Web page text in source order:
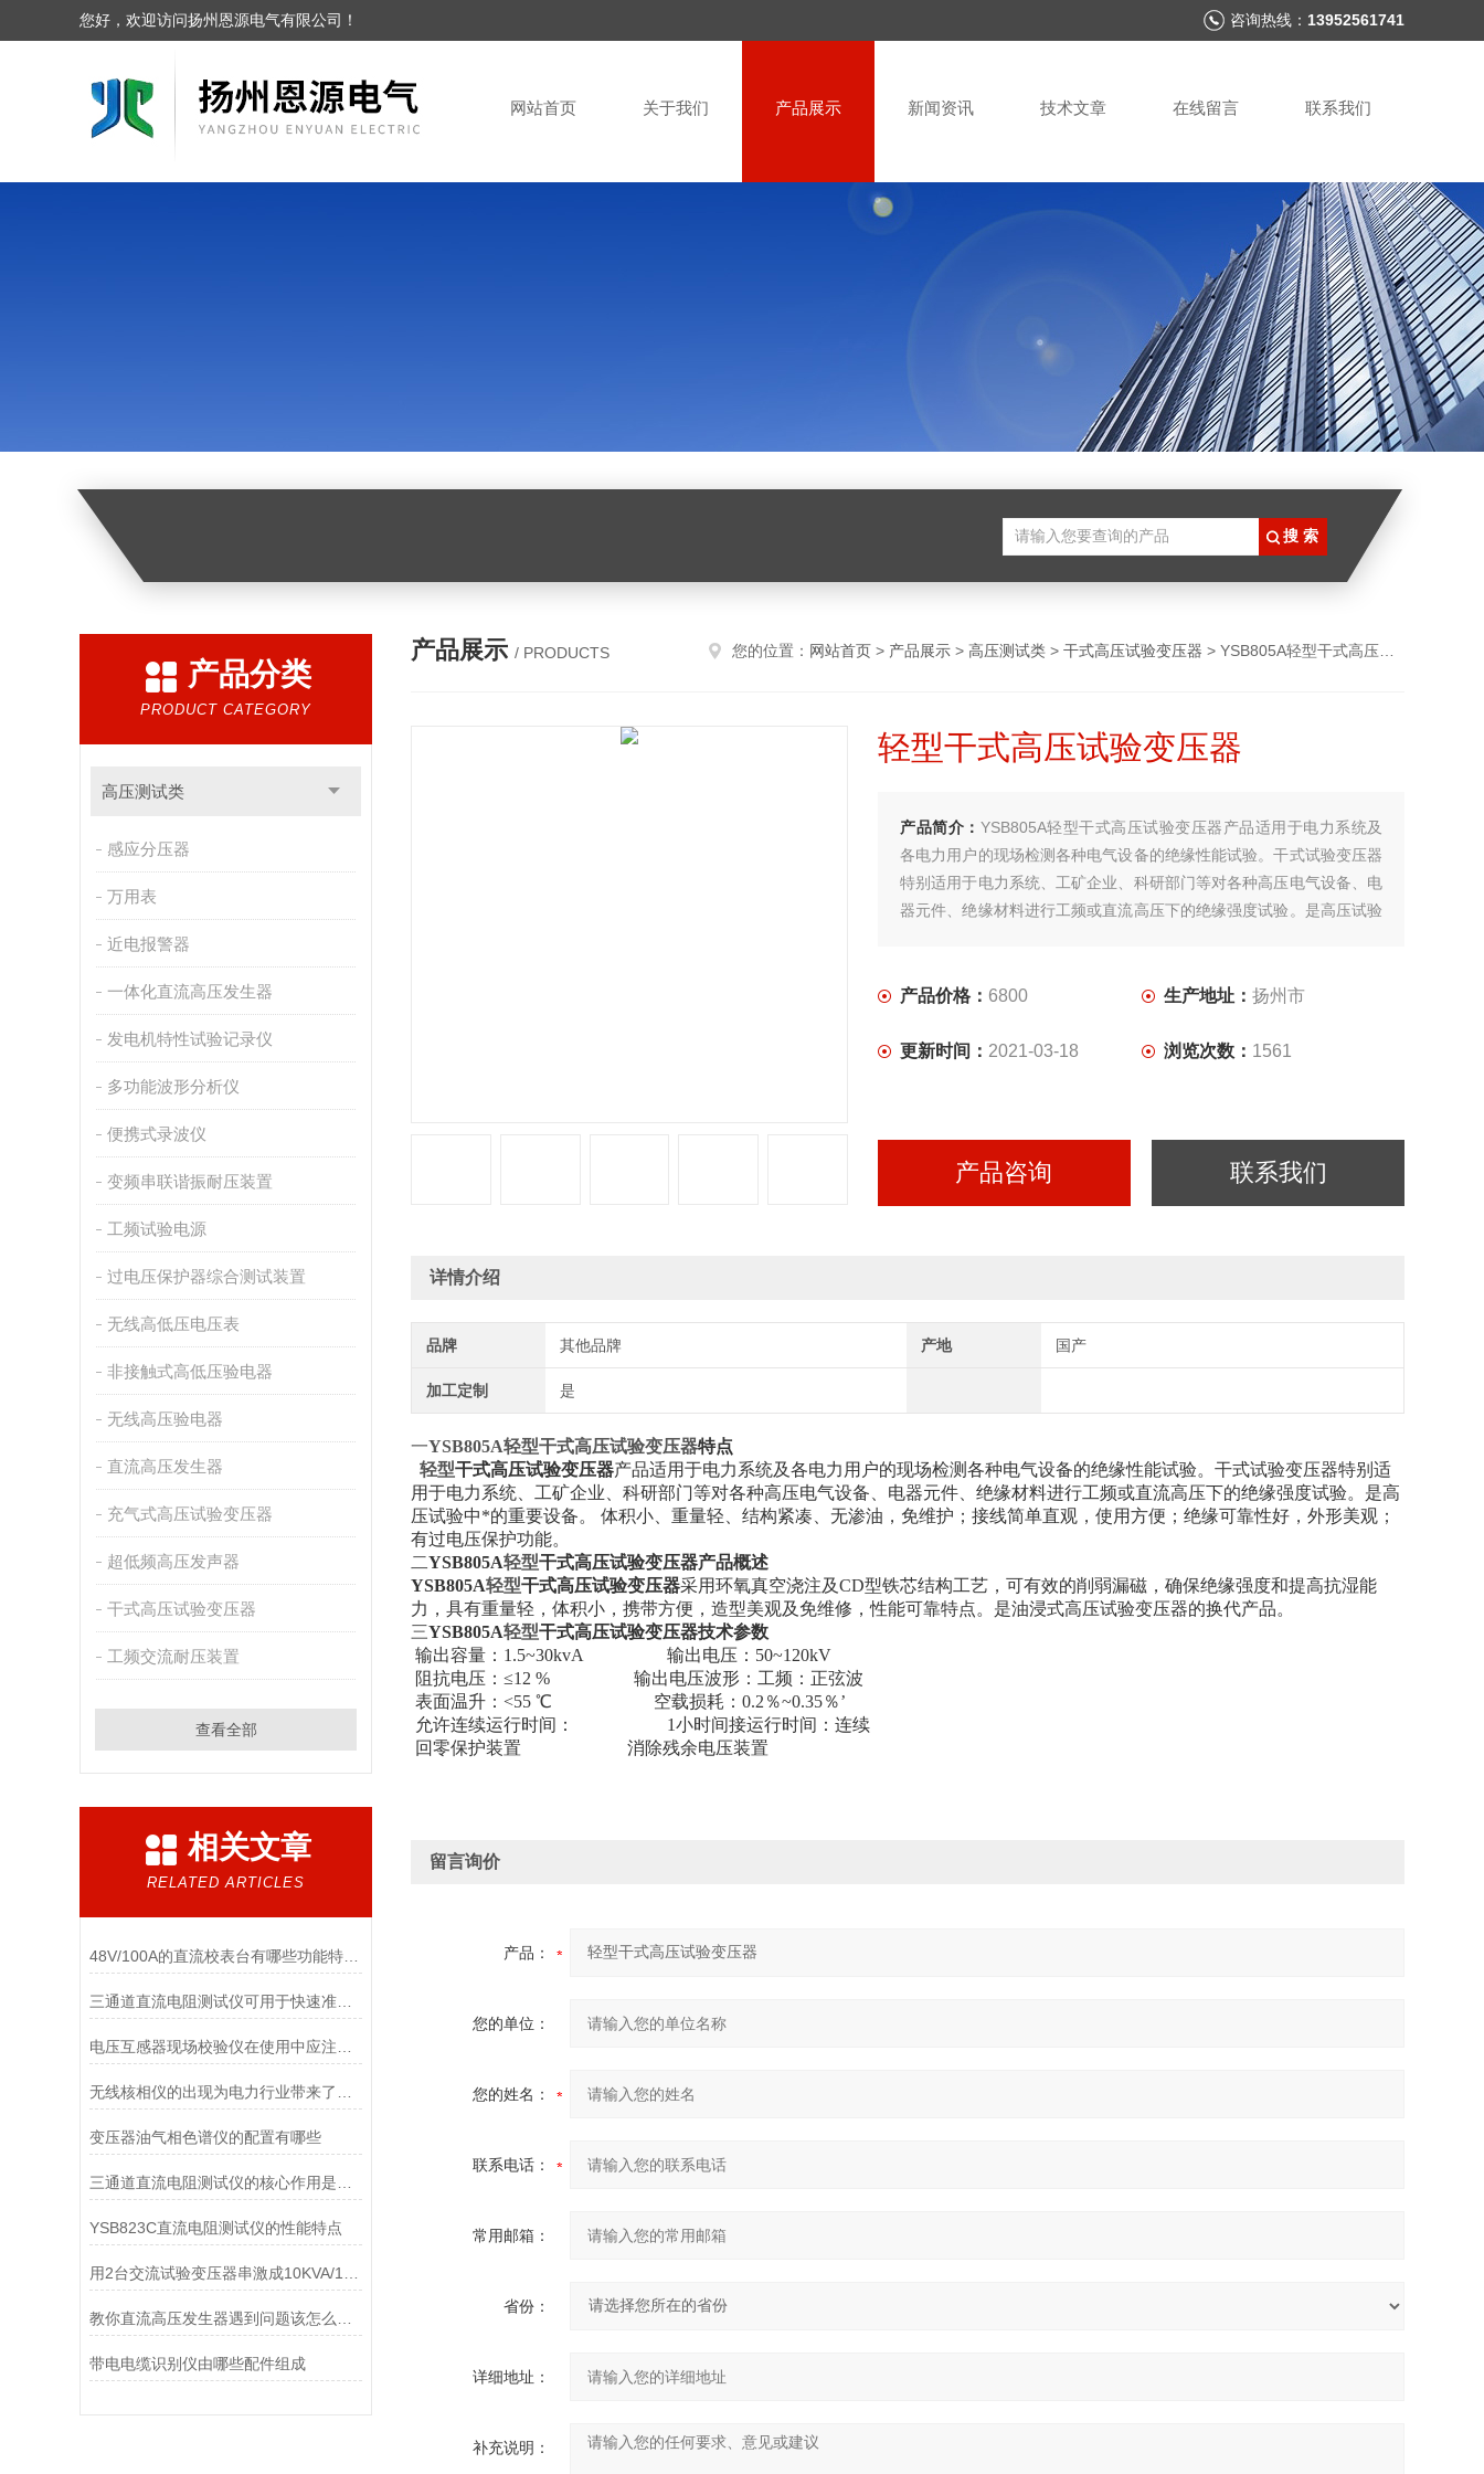
您好，欢迎访问扬州恩源电气有限公司！ 咨询热线： 13952561741
网站首页 关于我们 产品展示 新闻资讯 技术文章 在线留言 联系我们
产品分类
PRODUCT CATEGORY
高压测试类
感应分压器
万用表
近电报警器
一体化直流高压发生器
发电机特性试验记录仪
多功能波形分析仪
便携式录波仪
变频串联谐振耐压装置
工频试验电源
过电压保护器综合测试装置
无线高低压电压表
非接触式高低压验电器
无线高压验电器
直流高压发生器
充气式高压试验变压器
超低频高压发声器
干式高压试验变压器
工频交流耐压装置
查看全部
相关文章
RELATED ARTICLES
48V/100A的直流校表台有哪些功能特点及主要参数
三通道直流电阻测试仪可用于快速准确地检测电阻元件的阻值
变压器油气相色谱仪的配置有哪些
YSB823C直流电阻测试仪的性能特点
带电电缆识别仪由哪些配件组成
产品展示 / PRODUCTS 您的位置： 网站首页 > 产品展示 > 高压测试类 > 干式高压试验变压器 > YSB805A轻型干式高压试验变压器
轻型干式高压试验变压器
产品简介： YSB805A轻型干式高压试验变压器产品适用于电力系统及
各电力用户的现场检测各种电气设备的绝缘性能试验。干式试验变压器
特别适用于电力系统、工矿企业、科研部门等对各种高压电气设备、电
器元件、绝缘材料进行工频或直流高压下的绝缘强度试验。是高压试验
产品价格： 6800 生产地址： 扬州市
更新时间： 2021-03-18 浏览次数： 1561
产品咨询 联系我们
详情介绍
品牌 其他品牌 产地 国产
加工定制 是
一YSB805A轻型干式高压试验变压器特点
轻型干式高压试验变压器产品适用于电力系统及各电力用户的现场检测各种电气设备的绝缘性能试验。干式试验变压器特别适
用于电力系统、工矿企业、科研部门等对各种高压电气设备、电器元件、绝缘材料进行工频或直流高压下的绝缘强度试验。是高
压试验中*的重要设备。 体积小、重量轻、结构紧凑、无渗油，免维护；接线简单直观，使用方便；绝缘可靠性好，外形美观；
有过电压保护功能。
二YSB805A轻型干式高压试验变压器产品概述
YSB805A轻型干式高压试验变压器采用环氧真空浇注及CD型铁芯结构工艺，可有效的削弱漏磁，确保绝缘强度和提高抗湿能
力，具有重量轻，体积小，携带方便，造型美观及免维修，性能可靠特点。是油浸式高压试验变压器的换代产品。
三YSB805A轻型干式高压试验变压器技术参数
输出容量：1.5~30kvA
输出电压：50~120kV
阻抗电压：≤12 %
输出电压波形：工频：正弦波
表面温升：<55 ℃
空载损耗：0.2％~0.35％’
允许连续运行时间： 1小时间接运行时间：连续
回零保护装置
消除残余电压装置
留言询价
产品：
您的单位：
您的姓名：
联系电话：
常用邮箱：
省份：
详细地址：
补充说明：